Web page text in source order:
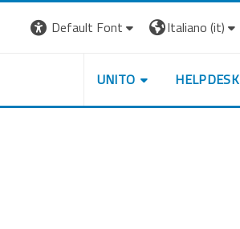
Default Font
Italiano ‎(it)‎
UNITO HELPDESK